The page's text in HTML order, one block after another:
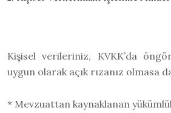
Kişisel verileriniz, KVKK’da
uygun olarak açık rızanız olmasa
* Mevzuattan kaynaklanan